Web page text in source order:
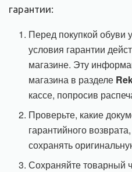
гарантии:
Перед покупкой обуви
условия гарантии
магазине. Эту
магазина в разделе
кассе, попросив
Проверьте, какие
гарантийного
сохранять
Сохраняйте товарный